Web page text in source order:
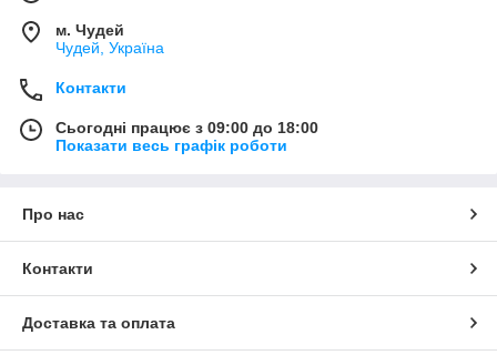
м. Чудей
Чудей, Україна
Контакти
Сьогодні працює з 09:00 до 18:00
Показати весь графік роботи
Про нас
Контакти
Доставка та оплата